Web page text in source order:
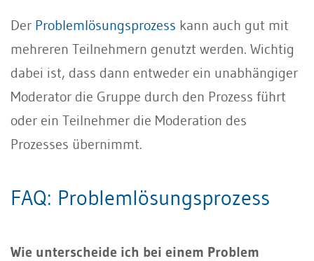
Der Problemlösungsprozess kann auch gut mit
mehreren Teilnehmern genutzt werden. Wichtig
dabei ist, dass dann entweder ein unabhängiger
Moderator die Gruppe durch den Prozess führt
oder ein Teilnehmer die Moderation des
Prozesses übernimmt.
FAQ: Problemlösungsprozess
Wie unterscheide ich bei einem Problem